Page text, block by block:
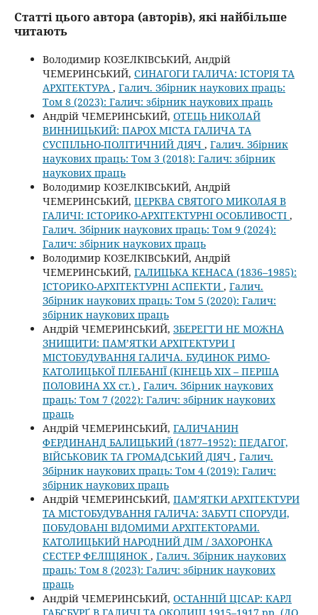
Статті цього автора (авторів), які найбільше
читають
Володимир КОЗЕЛКІВСЬКИЙ, Андрій
ЧЕМЕРИНСЬКИЙ, СИНАГОГИ ГАЛИЧА: ІСТОРІЯ ТА
АРХІТЕКТУРА , Галич. Збірник наукових праць:
Том 8 (2023): Галич: збірник наукових праць
Андрій ЧЕМЕРИНСЬКИЙ, ОТЕЦЬ НИКОЛАЙ
ВИННИЦЬКИЙ: ПАРОХ МІСТА ГАЛИЧА ТА
СУСПІЛЬНО-ПОЛІТИЧНИЙ ДІЯЧ , Галич. Збірник
наукових праць: Том 3 (2018): Галич: збірник
наукових праць
Володимир КОЗЕЛКІВСЬКИЙ, Андрій
ЧЕМЕРИНСЬКИЙ, ЦЕРКВА СВЯТОГО МИКОЛАЯ В
ГАЛИЧІ: ІСТОРИКО-АРХІТЕКТУРНІ ОСОБЛИВОСТІ ,
Галич. Збірник наукових праць: Том 9 (2024):
Галич: збірник наукових праць
Володимир КОЗЕЛКІВСЬКИЙ, Андрій
ЧЕМЕРИНСЬКИЙ, ГАЛИЦЬКА КЕНАСА (1836–1985):
ІСТОРИКО-АРХІТЕКТУРНІ АСПЕКТИ , Галич.
Збірник наукових праць: Том 5 (2020): Галич:
збірник наукових праць
Андрій ЧЕМЕРИНСЬКИЙ, ЗБЕРЕГТИ НЕ МОЖНА
ЗНИЩИТИ: ПАМ’ЯТКИ АРХІТЕКТУРИ І
МІСТОБУДУВАННЯ ГАЛИЧА. БУДИНОК РИМО-
КАТОЛИЦЬКОЇ ПЛЕБАНІЇ (КІНЕЦЬ XIX – ПЕРША
ПОЛОВИНА ХХ ст.) , Галич. Збірник наукових
праць: Том 7 (2022): Галич: збірник наукових
праць
Андрій ЧЕМЕРИНСЬКИЙ, ГАЛИЧАНИН
ФЕРДИНАНД БАЛИЦЬКИЙ (1877–1952): ПЕДАГОГ,
ВІЙСЬКОВИК ТА ГРОМАДСЬКИЙ ДІЯЧ , Галич.
Збірник наукових праць: Том 4 (2019): Галич:
збірник наукових праць
Андрій ЧЕМЕРИНСЬКИЙ, ПАМ’ЯТКИ АРХІТЕКТУРИ
ТА МІСТОБУДУВАННЯ ГАЛИЧА: ЗАБУТІ СПОРУДИ,
ПОБУДОВАНІ ВІДОМИМИ АРХІТЕКТОРАМИ.
КАТОЛИЦЬКИЙ НАРОДНИЙ ДІМ / ЗАХОРОНКА
СЕСТЕР ФЕЛІЦІЯНОК , Галич. Збірник наукових
праць: Том 8 (2023): Галич: збірник наукових
праць
Андрій ЧЕМЕРИНСЬКИЙ, ОСТАННІЙ ЦІСАР: КАРЛ